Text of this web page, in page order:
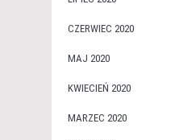
CZERWIEC 2020
MAJ 2020
KWIECIEŃ 2020
MARZEC 2020